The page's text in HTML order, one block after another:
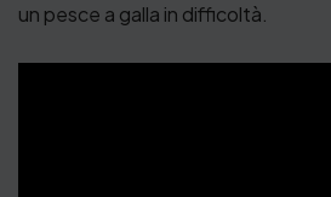
un pesce a galla in difficoltà.